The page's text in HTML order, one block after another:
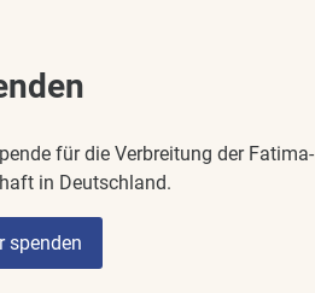
für die Verbreitung der Fatima-
in Deutschland.
spenden